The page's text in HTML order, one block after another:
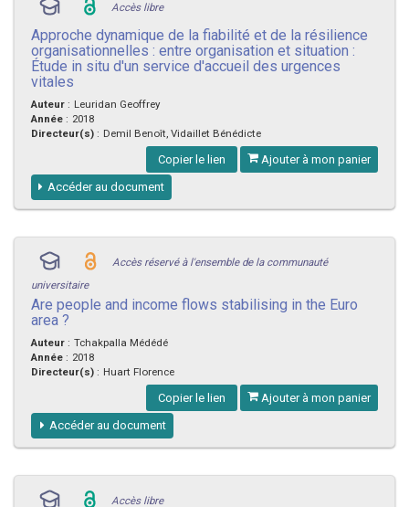
Accès libre
Approche dynamique de la fiabilité et de la résilience
organisationnelles : entre organisation et situation :
Étude in situ d'un service d'accueil des urgences
vitales
Auteur : Leuridan Geoffrey
Année : 2018
Directeur(s) : Demil Benoît, Vidaillet Bénédicte
Copier le lien Ajouter à mon panier
Accéder au document
Accès réservé à l'ensemble de la communauté
universitaire
Are people and income flows stabilising in the Euro
area ?
Auteur : Tchakpalla Médédé
Année : 2018
Directeur(s) : Huart Florence
Copier le lien Ajouter à mon panier
Accéder au document
Accès libre